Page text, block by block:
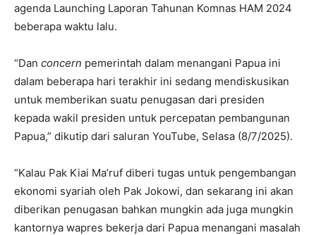
agenda Launching Laporan Tahunan Komnas HAM 2024
beberapa waktu lalu.
“Dan concern pemerintah dalam menangani Papua ini
dalam beberapa hari terakhir ini sedang mendiskusikan
untuk memberikan suatu penugasan dari presiden
kepada wakil presiden untuk percepatan pembangunan
Papua,” dikutip dari saluran YouTube, Selasa (8/7/2025).
“Kalau Pak Kiai Ma’ruf diberi tugas untuk pengembangan
ekonomi syariah oleh Pak Jokowi, dan sekarang ini akan
diberikan penugasan bahkan mungkin ada juga mungkin
kantornya wapres bekerja dari Papua menangani masalah